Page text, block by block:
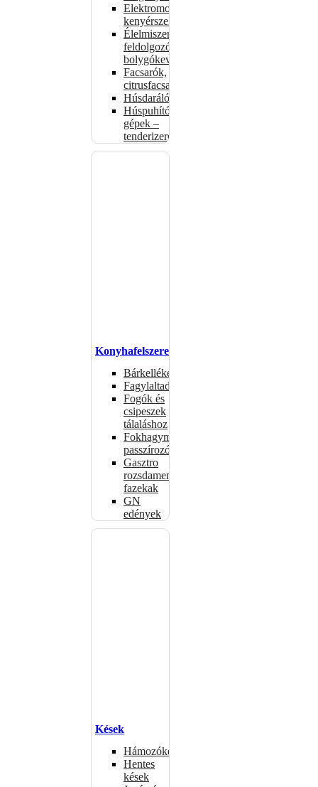
Elektromos
kenyérszeletelők
Élelmiszer-
feldolgozók –
bolygókeverők
Facsarók,
citrusfacsarók
Húsdarálók
Húspuhító
gépek –
tenderizerek
Konyhafelszerelés
Bárkellékek
Fagylaltadagolók
Fogók és
csipeszek
tálaláshoz
Fokhagymaprések,
passzírozók
Gasztro
rozsdamentes
fazekak
GN
edények
Kések
Hámozókések
Hentes
kések